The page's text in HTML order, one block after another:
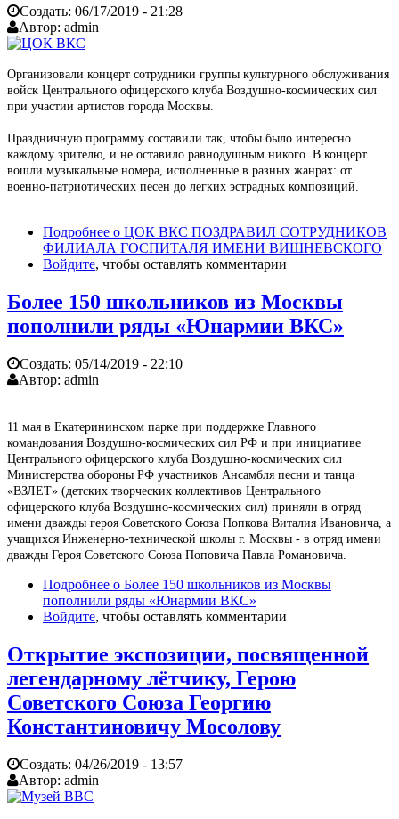
Создать: 06/17/2019 - 21:28
Автор: admin
Организовали концерт сотрудники группы культурного обслуживания
войск Центрального офицерского клуба Воздушно-космических сил
при участии артистов города Москвы.
Праздничную программу составили так, чтобы было интересно
каждому зрителю, и не оставило равнодушным никого. В концерт
вошли музыкальные номера, исполненные в разных жанрах: от
военно-патриотических песен до легких эстрадных композиций.
Подробнее о ЦОК ВКС ПОЗДРАВИЛ СОТРУДНИКОВ
ФИЛИАЛА ГОСПИТАЛЯ ИМЕНИ ВИШНЕВСКОГО
Войдите, чтобы оставлять комментарии
Более 150 школьников из Москвы
пополнили ряды «Юнармии ВКС»
Создать: 05/14/2019 - 22:10
Автор: admin
11 мая в Екатерининском парке при поддержке Главного
командования Воздушно-космических сил РФ и при инициативе
Центрального офицерского клуба Воздушно-космических сил
Министерства обороны РФ участников Ансамбля песни и танца
«ВЗЛЕТ» (детских творческих коллективов Центрального
офицерского клуба Воздушно-космических сил) приняли в отряд
имени дважды героя Советского Союза Попкова Виталия Ивановича, а
учащихся Инженерно-технической школы г. Москвы - в отряд имени
дважды Героя Советского Союза Поповича Павла Романовича.
Подробнее о Более 150 школьников из Москвы
пополнили ряды «Юнармии ВКС»
Войдите, чтобы оставлять комментарии
Открытие экспозиции, посвященной
легендарному лётчику, Герою
Советского Союза Георгию
Константиновичу Мосолову
Создать: 04/26/2019 - 13:57
Автор: admin